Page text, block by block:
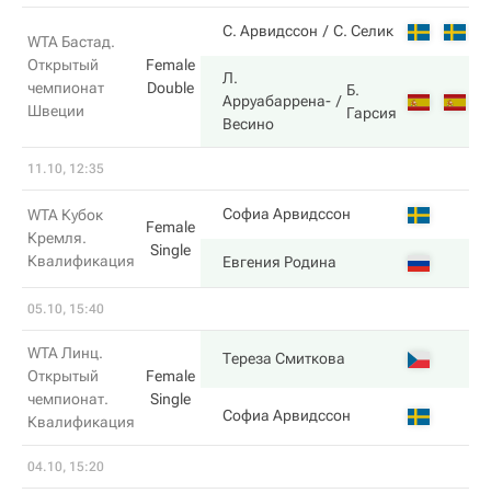
WTA Бастад.
Открытый
чемпионат
Швеции
Female
Double
С. Арвидссон С. Селик
Л.
Арруабаррена-
Весино
Б.
Гарсия
11.10, 12:35
WTA Кубок
Кремля.
Квалификация
Female
Single
Софиа Арвидссон
Евгения Родина
05.10, 15:40
WTA Линц.
Открытый
чемпионат.
Квалификация
Female
Single
Тереза Смиткова
Софиа Арвидссон
04.10, 15:20